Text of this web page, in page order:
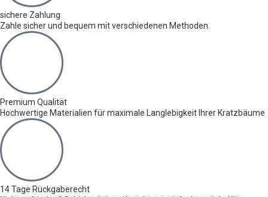
sichere Zahlung
Zahle sicher und bequem mit verschiedenen Methoden.
Premium Qualität
Hochwertige Materialien für maximale Langlebigkeit Ihrer Kratzbäume
14 Tage Rückgaberecht